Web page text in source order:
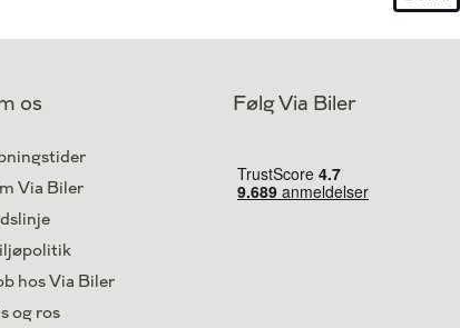
os
Via Biler
hos Via Biler
og ros
Følg Via Biler